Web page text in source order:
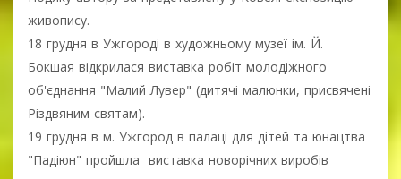
живопису.
18 грудня в Ужгороді в художньому музеї ім. Й.
Бокшая відкрилася виставка робіт молодіжного
об'єднання "Малий Лувер" (дитячі малюнки, присвячені
Різдвяним святам).
19 грудня в м. Ужгород в палаці для дітей та юнацтва
"Падіюн" пройшла виставка новорічних виробів